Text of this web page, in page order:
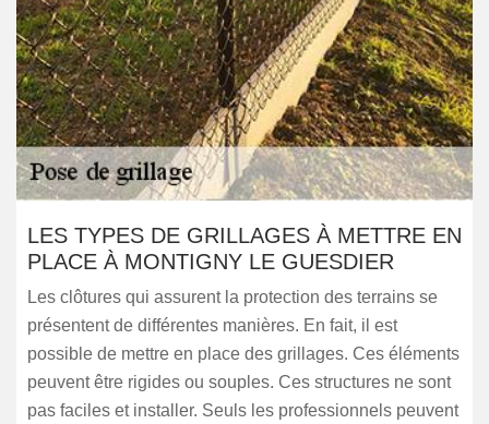
LES TYPES DE GRILLAGES À METTRE EN
PLACE À MONTIGNY LE GUESDIER
Les clôtures qui assurent la protection des terrains se
présentent de différentes manières. En fait, il est
possible de mettre en place des grillages. Ces éléments
peuvent être rigides ou souples. Ces structures ne sont
pas faciles et installer. Seuls les professionnels peuvent